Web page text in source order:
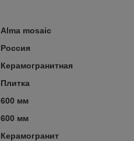
Alma mosaic
Россия
Керамогранитная
Плитка
600 мм
600 мм
Керамогранит